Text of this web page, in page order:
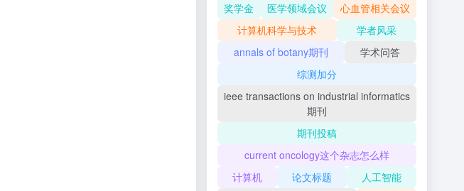
奖学金
医学领域会议
心血管相关会议
计算机科学与技术
学者风采
annals of botany期刊
学术问答
综测加分
ieee transactions on industrial informatics
期刊
期刊投稿
current oncology这个杂志怎么样
计算机
论文标题
人工智能